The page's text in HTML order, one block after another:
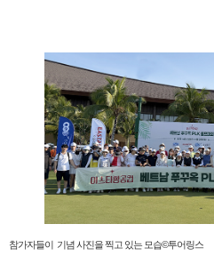
참가자들이 기념 사진을 찍고 있는 모습©투어링스